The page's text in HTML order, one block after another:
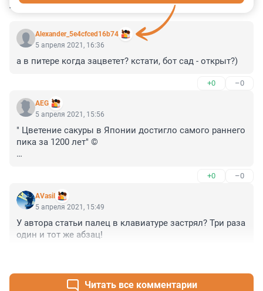
КОММЕНТАРИИ 3
Alexander_5e4cfced16b74
5 апреля 2021, 16:36
а в питере когда зацветет? кстати, бот сад - открыт?)
+0 –0
AEG
5 апреля 2021, 15:56
" Цветение сакуры в Японии достигло самого раннего
пика за 1200 лет" ©
+0 –0
AVasil
5 апреля 2021, 15:49
У автора статьи палец в клавиатуре застрял? Три раза
один и тот же абзац!
Читать все комментарии